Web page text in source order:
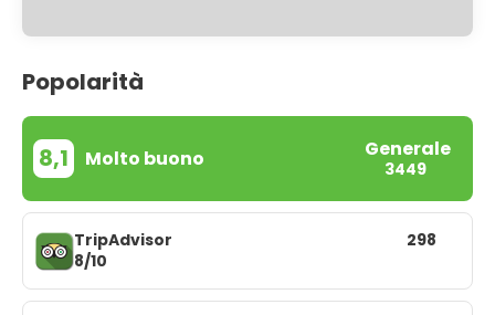
Popolarità
8,1 Molto buono Generale
3449
TripAdvisor
8/10
298